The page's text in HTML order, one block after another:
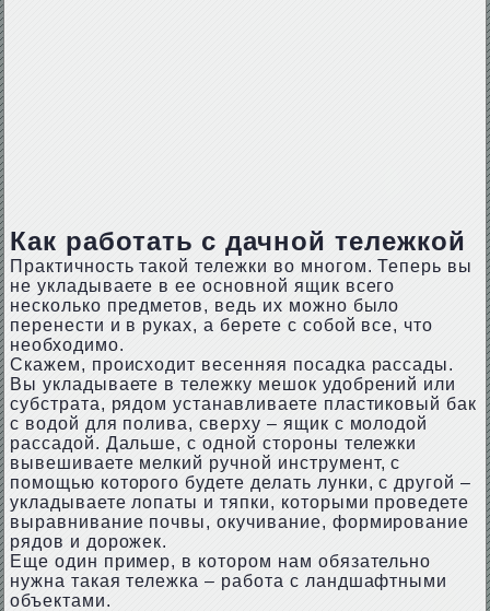
Как работать с дачной тележкой
Практичность такой тележки во многом. Теперь вы
не укладываете в ее основной ящик всего
несколько предметов, ведь их можно было
перенести и в руках, а берете с собой все, что
необходимо.
Скажем, происходит весенняя посадка рассады.
Вы укладываете в тележку мешок удобрений или
субстрата, рядом устанавливаете пластиковый бак
с водой для полива, сверху – ящик с молодой
рассадой. Дальше, с одной стороны тележки
вывешиваете мелкий ручной инструмент, с
помощью которого будете делать лунки, с другой –
укладываете лопаты и тяпки, которыми проведете
выравнивание почвы, окучивание, формирование
рядов и дорожек.
Еще один пример, в котором нам обязательно
нужна такая тележка – работа с ландшафтными
объектами.